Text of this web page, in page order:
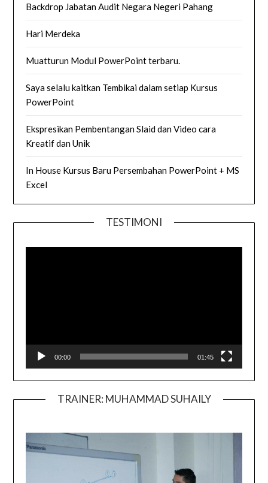
Backdrop Jabatan Audit Negara Negeri Pahang
Hari Merdeka
Muatturun Modul PowerPoint terbaru.
Saya selalu kaitkan Tembikai dalam setiap Kursus
PowerPoint
Ekspresikan Pembentangan Slaid dan Video cara
Kreatif dan Unik
In House Kursus Baru Persembahan PowerPoint + MS
Excel
TESTIMONI
00:00 01:45
TRAINER: MUHAMMAD SUHAILY